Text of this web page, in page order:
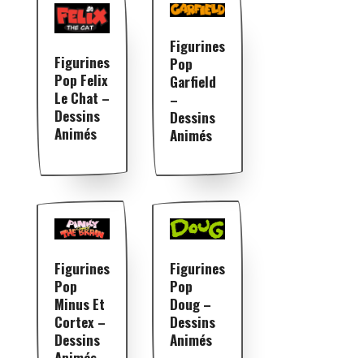
Figurines
Pop Felix
Le Chat –
Dessins
Animés
Figurines
Pop
Garfield
–
Dessins
Animés
Figurines
Pop
Minus Et
Cortex –
Dessins
Figurines
Pop
Doug –
Dessins
Animés